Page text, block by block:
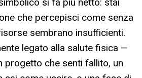
che percepisci come senza
sembrano insufficienti.
legato alla salute fisica —
progetto che senti fallito, un